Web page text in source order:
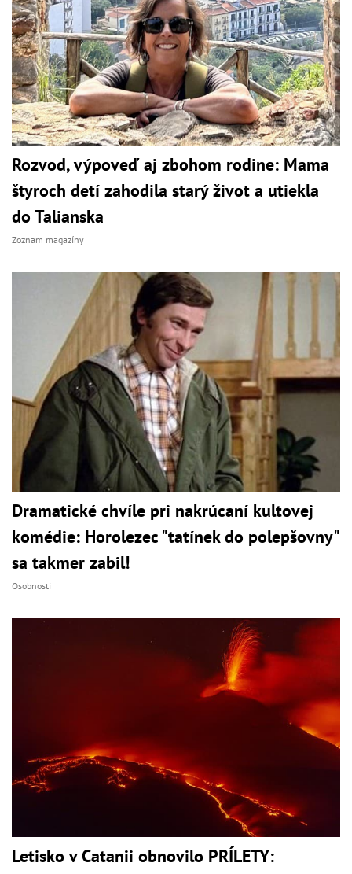
Rozvod, výpoveď aj zbohom rodine: Mama
štyroch detí zahodila starý život a utiekla
do Talianska
Zoznam magazíny
Dramatické chvíle pri nakrúcaní kultovej
komédie: Horolezec "tatínek do polepšovny"
sa takmer zabil!
Osobnosti
Letisko v Catanii obnovilo PRÍLETY: